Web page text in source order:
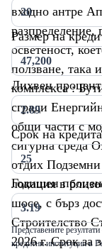
входно антре
осветеност,
ползване, така
комплекса :
сгради
общи части с
сигурна среда
отдих
локация в
шосе, с бърз
Строителство
2026 г. Срок за
Размер на
Лихвен процент
Срок на кредита
Годишен
Представените
кредитни институции в